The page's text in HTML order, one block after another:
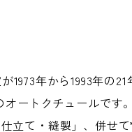
年から1993年の
ートクチュールです。
立て・縫製」、併せ